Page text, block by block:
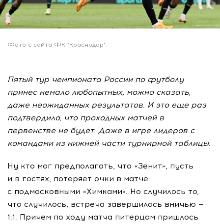
Фото с сайта ФК "Краснодар".
Пятый тур чемпионата России по футболу
принес немало любопытных, можно сказать,
даже неожиданных результатов. И это еще раз
подтвердило, что проходных матчей в
первенстве не будет. Даже в игре лидеров с
командами из нижней части турнирной таблицы.
Ну кто мог предполагать, что «Зенит», пусть
и в гостях, потеряет очки в матче
с подмосковными «Химками». Но случилось то,
что случилось, встреча завершилась вничью —
1:1. Причем по ходу матча питерцам пришлось